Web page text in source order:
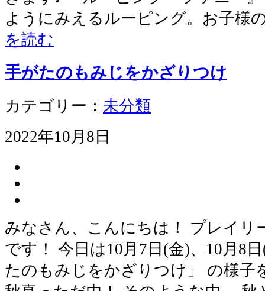
ようにみえるルーピング。お子様
を読む
手がたのもみじをかざりつけ
カテゴリー： 未分類
2022年10月8日
みなさん、こんにちは！ プレイリ
です！ 今日は10月7日(金)、10月8
たのもみじをかざりつけ」 の様子